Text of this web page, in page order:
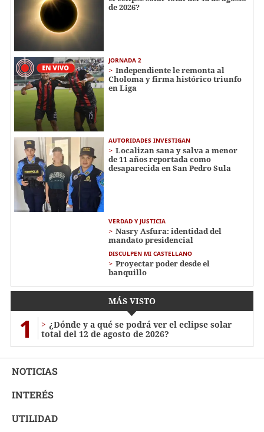
de 2026?
JORNADA 2
Independiente le remonta al
Choloma y firma histórico triunfo
en Liga
AUTORIDADES INVESTIGAN
Localizan sana y salva a menor
de 11 años reportada como
desaparecida en San Pedro Sula
VERDAD Y JUSTICIA
Nasry Asfura: identidad del
mandato presidencial
DISCULPEN MI CASTELLANO
Proyectar poder desde el
banquillo
MÁS VISTO
1
¿Dónde y a qué se podrá ver el eclipse solar
total del 12 de agosto de 2026?
NOTICIAS
INTERÉS
UTILIDAD